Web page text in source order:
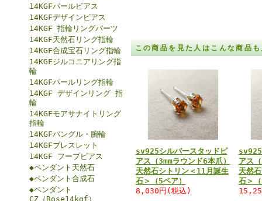
14KGFパールピアス
14KGFデザインピアス
14KGF 指輪リングパーツ
14KGF天然石リング指輪
14KGF合成宝石リング指輪
14KGFジルコニアリング指
輪
14KGFパールリング指輪
14KGF デザインリング 指
輪
14KGFモアサナイトリング
指輪
14KGFバングル・腕輪
14KGFブレスレット
14KGF フープピアス
◆ペンダント天然石
◆ペンダント合成石
◆ペンダント
CZ（Rose14kgf）
この商品を見た人はこんな商品
sv925シルバースタッドピ
アス（3mmラウンド6本爪）
天然石シトリン＜11月誕生
石＞（5ペア）
8,030円(税込)
sv925
アス
天然
石＞